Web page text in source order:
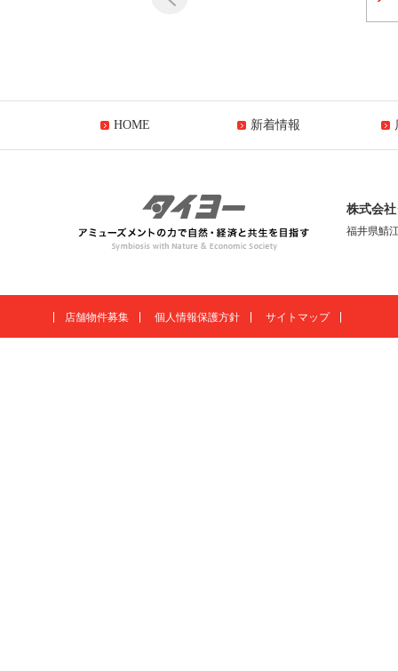
HOME 新着情報
株式会
福井県鯖
店舗物件募集 個人情報保護方針 サイトマップ